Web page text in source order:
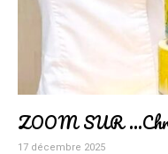
ZOOM SUR
17 décembre 2025